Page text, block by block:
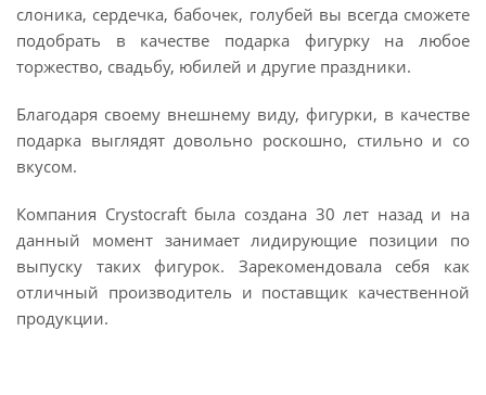
слоника, сердечка, бабочек, голубей вы всегда сможете
подобрать в качестве подарка фигурку на любое
торжество, свадьбу, юбилей и другие праздники.
Благодаря своему внешнему виду, фигурки, в качестве
подарка выглядят довольно роскошно, стильно и со
вкусом.
Компания Crystocraft была создана 30 лет назад и на
данный момент занимает лидирующие позиции по
выпуску таких фигурок. Зарекомендовала себя как
отличный производитель и поставщик качественной
продукции.